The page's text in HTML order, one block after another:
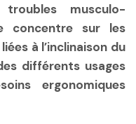
musculo-
concentre sur les
à l’inclinaison du
différents usages
ergonomiques